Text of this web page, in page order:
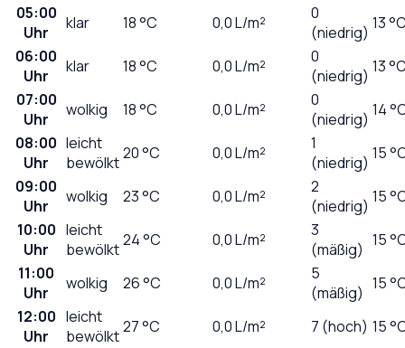
05:00
Uhr
klar 18°C 0,0L/m²
0
(niedrig) 13
06:00
Uhr
klar 18°C 0,0L/m²
0
(niedrig) 13
07:00
Uhr
wolkig 18°C 0,0L/m²
0
(niedrig) 14
08:00
Uhr
leicht
bewölkt20°C 0,0L/m²
1
(niedrig) 15
09:00
Uhr
wolkig 23°C 0,0L/m²
2
(niedrig) 15
10:00
Uhr
leicht
bewölkt24°C 0,0L/m²
3
(mäßig) 15
11:00
Uhr
wolkig 26°C 0,0L/m²
5
(mäßig) 15
12:00
Uhr
leicht
bewölkt27°C 0,0L/m² 7 (hoch) 15